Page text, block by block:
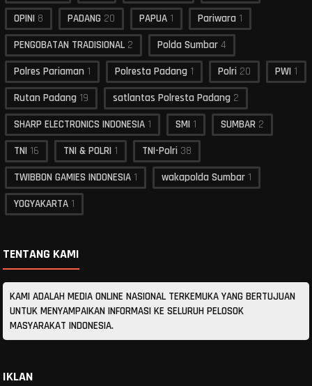
OPINI 8 PADANG 20 PAPUA 1 Pariwara 1
PENGOBATAN TRADISIONAL 2 Polda Sumbar 4
Polres Pariaman 1 Polresta Padang 1 Polri 20 PWI 1
Rutan Padang 19 satlantas Polresta Padang 2
SHARP ELECTRONICS INDONESIA 1 SMI 1 SUMBAR 2
TNI 16 TNI & POLRI 1 TNI-Polri 38
TWIBBON GAMIES INDONESIA 1 wakapolda Sumbar 1
YOGYAKARTA 1
TENTANG KAMI
KAMI ADALAH MEDIA ONLINE NASIONAL TERKEMUKA YANG BERTUJUAN
UNTUK MENYAMPAIKAN INFORMASI KE SELURUH PELOSOK
MASYARAKAT INDONESIA.
IKLAN